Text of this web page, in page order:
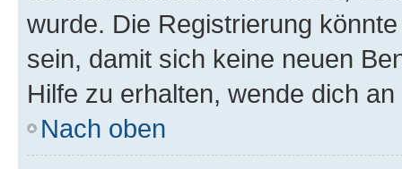
wurde. Die Registrierung
sein, damit sich keine neuen
Hilfe zu erhalten, wende dich
Nach oben